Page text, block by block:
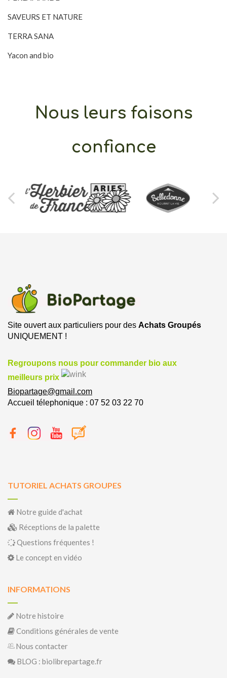
SAVEURS ET NATURE
TERRA SANA
Yacon and bio
Nous leurs faisons
confiance
Site ouvert aux particuliers pour des Achats Groupés
UNIQUEMENT !
Regroupons nous pour commander bio aux
meilleurs prix
Biopartage@gmail.com
Accueil télephonique : 07 52 03 22 70
TUTORIEL ACHATS GROUPES
Notre guide d'achat
Réceptions de la palette
Questions fréquentes !
Le concept en vidéo
INFORMATIONS
Notre histoire
Conditions générales de vente
Nous contacter
BLOG : biolibrepartage.fr